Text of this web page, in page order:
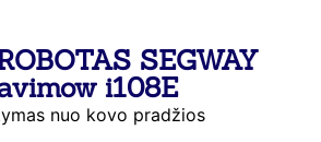
SEGWAY
i108E
nuo kovo pradžios